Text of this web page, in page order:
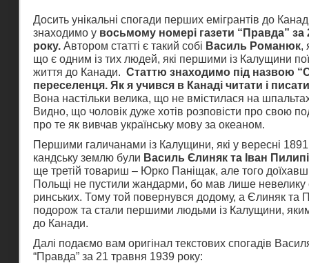
Досить унікальні спогади перших емігрантів до
знаходимо у восьмому номері газети “Правда” за
року. Автором статті є такий собі Василь Романюк,
що є одним із тих людей, які першими із Калущини
життя до Канади. Статтю знаходимо під назвою
переселенця. Як я учився в Канаді читати і
Вона настільки велика, що не вмістилася на
Видно, що чоловік дуже хотів розповісти про свою
про те як вивчав українську мову за океаном.
Першими галичанами із Калущини, які у вересні
кандську землю були Василь Єлиняк та Іван
ще третій товариш – Юрко Паніщак, але того
Польщі не пустили жандарми, бо мав лише
ринських. Тому той повернувся додому, а Єлиняк та
подорож та стали першими людьми із Калущини,
до Канади.
Далі подаємо вам оригінал текстових спогадів
“Правда” за 21 травня 1939 року: